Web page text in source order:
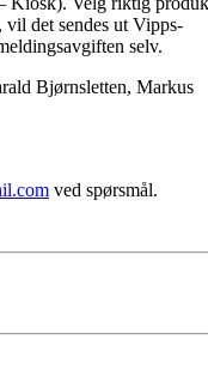
det sendes ut Vipps-
selv.
Bjørnsletten, Markus
ved spørsmål.